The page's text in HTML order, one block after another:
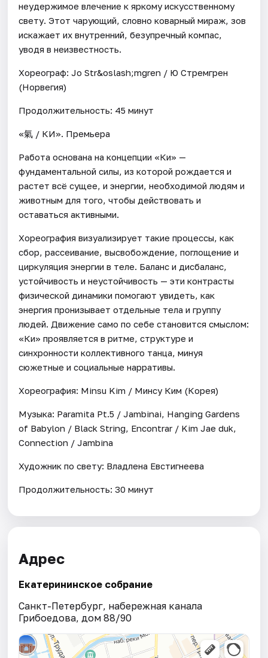
неудержимое влечение к яркому искусственному
свету. Этот чарующий, словно коварный мираж, зов
искажает их внутренний, безупречный компас,
уводя в неизвестность.
Хореограф: Jo Str&oslash;mgren / Ю Стремгрен
(Норвегия)
Продолжительность: 45 минут
«氣 / КИ». Премьера
Работа основана на концепции «Ки» —
фундаментальной силы, из которой рождается и
растет всё сущее, и энергии, необходимой людям и
животным для того, чтобы действовать и
оставаться активными.
Хореография визуализирует такие процессы, как
сбор, рассеивание, высвобождение, поглощение и
циркуляция энергии в теле. Баланс и дисбаланс,
устойчивость и неустойчивость — эти контрасты
физической динамики помогают увидеть, как
энергия пронизывает отдельные тела и группу
людей. Движение само по себе становится смыслом:
«Ки» проявляется в ритме, структуре и
синхронности коллективного танца, минуя
сюжетные и социальные нарративы.
Хореография: Minsu Kim / Минсу Ким (Корея)
Музыка: Paramita Pt.5 / Jambinai, Hanging Gardens
of Babylon / Black String, Encontrar / Kim Jae duk,
Connection / Jambina
Художник по свету: Владлена Евстигнеева
Продолжительность: 30 минут
Адрес
Екатерининское собрание
Санкт-Петербург, набережная канала
Грибоедова, дом 88/90